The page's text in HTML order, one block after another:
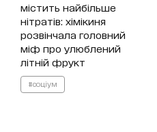
містить найбільше
нітратів: хімікиня
розвінчала головний
міф про улюблений
літній фрукт
#соціум